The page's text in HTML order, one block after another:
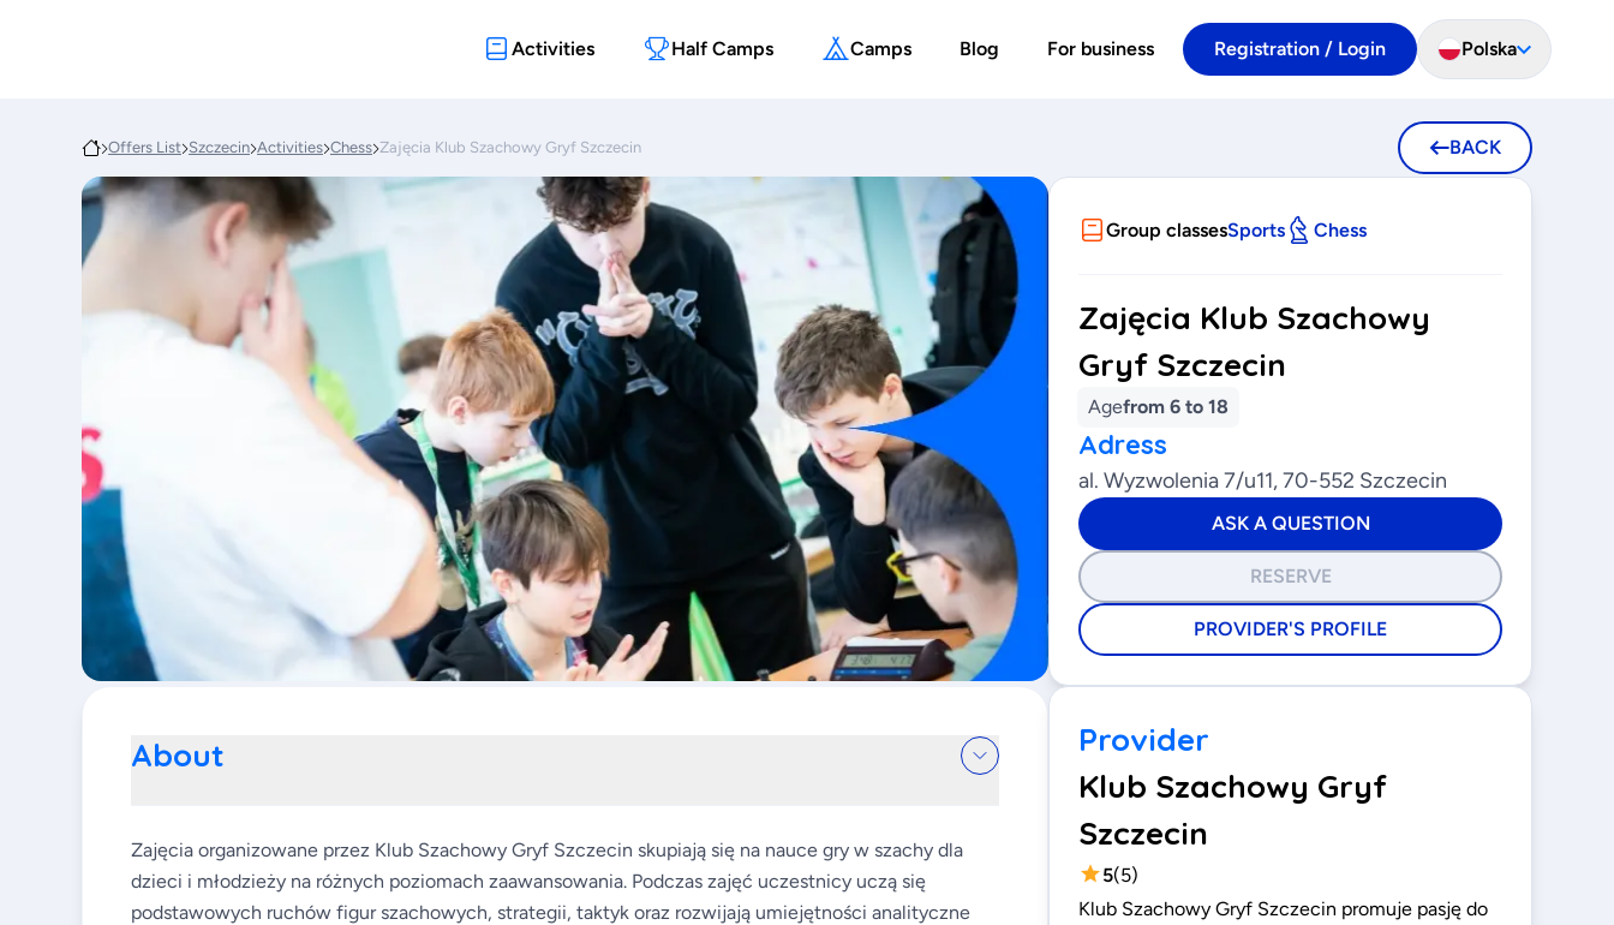
Activities Half Camps Camps Blog For business Registration / Login Polska
Offers List Szczecin Activities Chess Zajęcia Klub Szachowy Gryf Szczecin BACK
Group classesSports Chess
Zajęcia Klub Szachowy
Gryf Szczecin
Agefrom 6 to 18
Adress
al. Wyzwolenia 7/u11, 70-552 Szczecin
ASK A QUESTION
RESERVE
PROVIDER'S PROFILE
About
Zajęcia organizowane przez Klub Szachowy Gryf Szczecin skupiają się na nauce gry w szachy dla
dzieci i młodzieży na różnych poziomach zaawansowania. Podczas zajęć uczestnicy uczą się
podstawowych ruchów figur szachowych, strategii, taktyk oraz rozwijają umiejętności analityczne
Provider
Klub Szachowy Gryf
Szczecin
5(5)
Klub Szachowy Gryf Szczecin promuje pasję do